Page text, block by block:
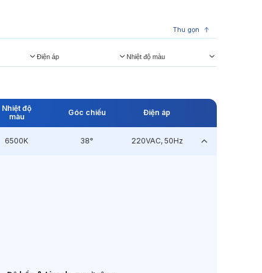
Thu gọn
Điện áp Nhiệt độ màu
Nhiệt độ
màu
Góc chiếu Điện áp
6500K 38° 220VAC, 50Hz